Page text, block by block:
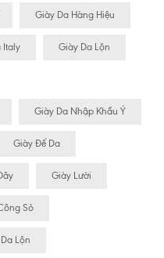
Giày Da Hàng Hiệu
Italy Giày Da Lộn
Giày Da Nhập Khẩu Ý
Giày Đế Da
Giày Lười
Sỏ
Lộn